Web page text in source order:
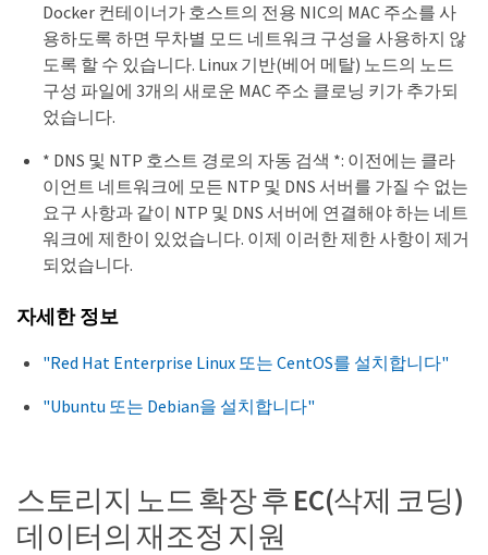
Docker 컨테이너가 호스트의 전용 NIC의 MAC 주소를 사
용하도록 하면 무차별 모드 네트워크 구성을 사용하지 않
도록 할 수 있습니다. Linux 기반(베어 메탈) 노드의 노드
구성 파일에 3개의 새로운 MAC 주소 클로닝 키가 추가되
었습니다.
* DNS 및 NTP 호스트 경로의 자동 검색 *: 이전에는 클라
이언트 네트워크에 모든 NTP 및 DNS 서버를 가질 수 없는
요구 사항과 같이 NTP 및 DNS 서버에 연결해야 하는 네트
워크에 제한이 있었습니다. 이제 이러한 제한 사항이 제거
되었습니다.
자세한 정보
"Red Hat Enterprise Linux 또는 CentOS를 설치합니다"
"Ubuntu 또는 Debian을 설치합니다"
스토리지 노드 확장 후 EC(삭제 코딩)
데이터의 재조정 지원